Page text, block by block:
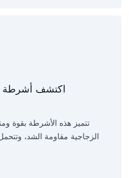
اكتشف أشرطة
تتميز هذه الأشرطة بقوة
الزجاجية مقاومة الشد،